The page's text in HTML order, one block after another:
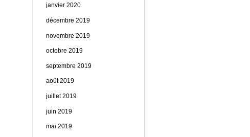
janvier 2020
décembre 2019
novembre 2019
octobre 2019
septembre 2019
août 2019
juillet 2019
juin 2019
mai 2019